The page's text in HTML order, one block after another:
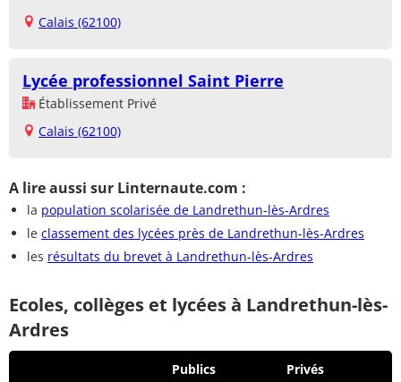
Calais (62100)
Lycée professionnel Saint Pierre
Établissement Privé
Calais (62100)
A lire aussi sur Linternaute.com :
la population scolarisée de Landrethun-lès-Ardres
le classement des lycées près de Landrethun-lès-Ardres
les résultats du brevet à Landrethun-lès-Ardres
Ecoles, collèges et lycées à Landrethun-lès-
Ardres
Publics Privés